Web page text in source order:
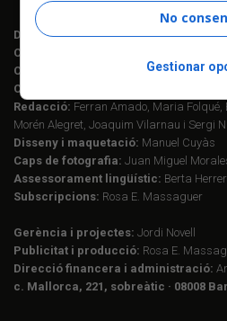
Director editorial:Lluís Gendrau
Cap de redacció Enderrock:
Coordinació EDR i enderrock.cat:
Coordinació Anuari de la Música:
Redacció: Ferran Amado, Maria
Morén Alegret, Joaquim Vilarnau i Sergi
Disseny i maquetació: Manuel Cuyàs
Caps de fotografia: Juan Miguel
Assessorament lingüístic: Berta
Subscripcions: Rosa E. Massaguer
Gerència i projectes: Jordi Novell
Publicitat i producció: Rosa E.
Direcció financera i administració:
c. Mallorca, 221, sobreàtic · 08008
No
Gestionar